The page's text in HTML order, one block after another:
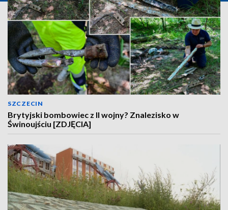
SZCZECIN
Brytyjski bombowiec z II wojny? Znalezisko w
Świnoujściu [ZDJĘCIA]